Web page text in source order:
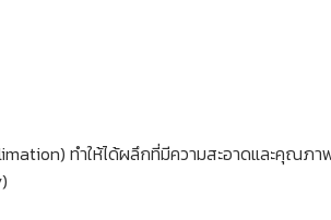
ทำให้ได้ผลึกที่มีความสะอาดและคุณภา